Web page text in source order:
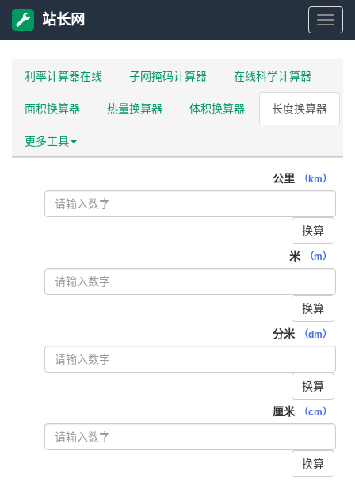
站
网
站长网
利率计算器在线 子网掩码计算器 在线科学计算器
面积换算器 热量换算器 体积换算器 长度换算器
更多工具
公里 （km）
换算
米
（m）
换算
分米
（dm）
换算
厘米
（cm）
换算